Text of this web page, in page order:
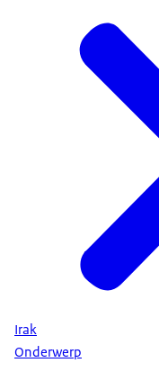
Irak
Onderwerp